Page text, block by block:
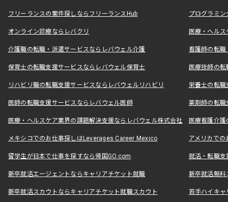
フリーランスの案件探しならフリーランスHub プログラミ
オンライン診療ならレバクリ 医療・ヘル
介護職の転職・派遣サービスならレバウェル介護 看護師の転
保育士の転職支援サービスならレバウェル保育士 医療技師の
リハビリ職の転職支援サービスならレバウェルリハビリ 栄養士の転
医師の転職支援サービスならレバウェル医師 薬剤師の転
医療・ヘルスケア業界の課題解決支援ならレバウェル株式会社 医療看護介
メキシコでのお仕事探しはLeverages Career Mexico アメリカで
留学生が日本で仕事を探すなら帰国GO.com 就活・転職
新卒就活エージェントならキャリアチケット就職 新卒就活無料
新卒就活スカウトならキャリアチケット就職スカウト 若手ハイキ